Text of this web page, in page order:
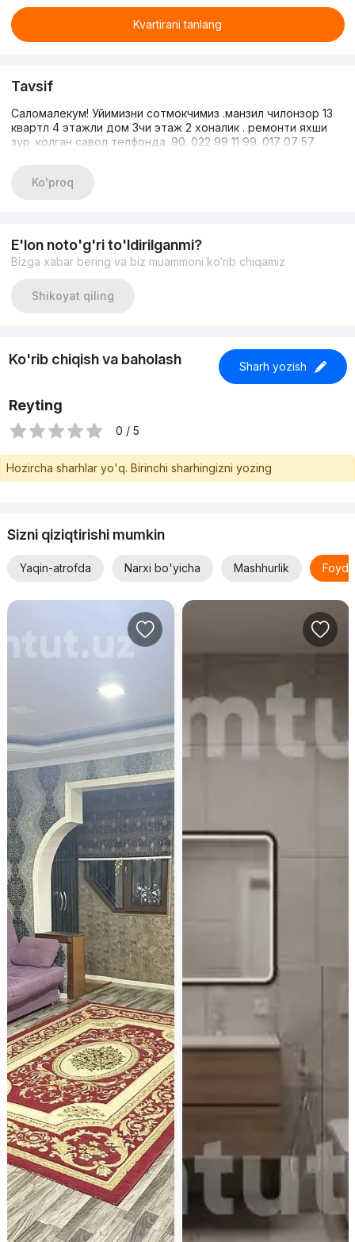
Kvartirani tanlang
Tavsif
Саломалекум! Уйимизни сотмокчимиз .манзил чилонзор 13
квартл 4 этажли дом 3чи этаж 2 хоналик . ремонти яхши
зур .колган савол телфонда .90. 022 99 11 99. 017 07 57
Ko'proq
E'lon noto'g'ri to'ldirilganmi?
Bizga xabar bering va biz muammoni ko‘rib chiqamiz
Shikoyat qiling
Ko'rib chiqish va baholash Sharh yozish
Reyting
0 / 5
Hozircha sharhlar yo'q. Birinchi sharhingizni yozing
Sizni qiziqtirishi mumkin
Yaqin-atrofda Narxi bo'yicha Mashhurlik